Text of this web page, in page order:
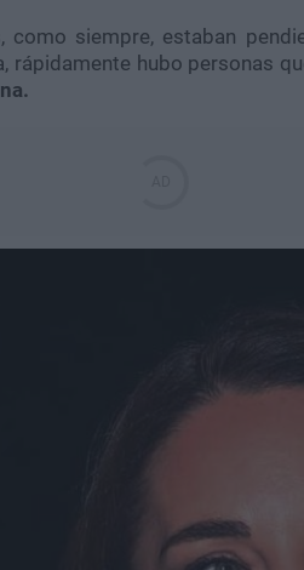
como siempre, estaban
rápidamente hubo personas